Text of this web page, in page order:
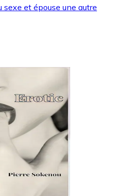
et épouse une autre